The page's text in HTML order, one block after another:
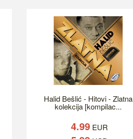
Halid Bešlić - Hitovi - Zlatna
kolekcija [kompilac...
4.99 EUR